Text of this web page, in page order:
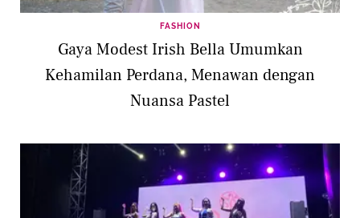
FASHION
Gaya Modest Irish Bella Umumkan
Kehamilan Perdana, Menawan dengan
Nuansa Pastel